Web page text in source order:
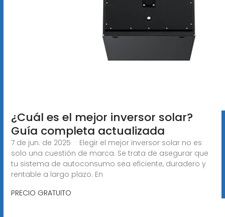
¿Cuál es el mejor inversor solar?
Guía completa actualizada
7 de jun. de 2025 · Elegir el mejor inversor solar no es
solo una cuestión de marca. Se trata de asegurar que
tu sistema de autoconsumo sea eficiente, duradero y
rentable a largo plazo. En
PRECIO GRATUITO